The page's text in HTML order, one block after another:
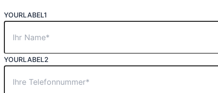
YOURLABEL1
YOURLABEL2